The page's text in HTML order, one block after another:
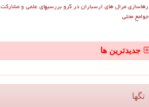
رهاسازی مرال های ارسباران در گرو بررسیهای علمی و مشارکت
جوامع محلی
جدیدترین ها
تگها